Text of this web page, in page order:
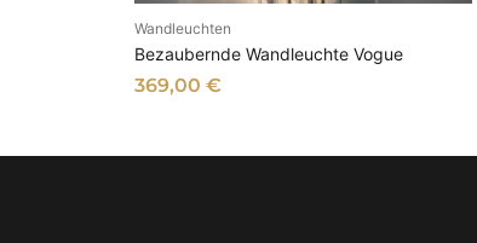
Wandleuchten
Bezaubernde Wandleuchte Vogue
369,00 €
IN DEN WARENKORB